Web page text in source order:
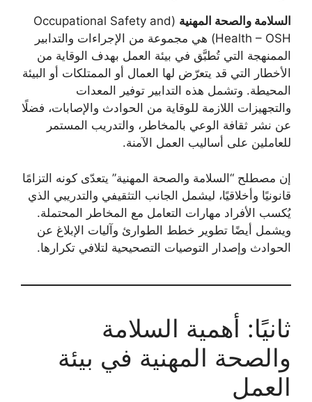
السلامة والصحة المهنية
(Occupational Safety and
Health – OSH) هي مجموعة من الإجراءات والتدابير
الممنهجة التي تُطبَّق في بيئة العمل بهدف الوقاية من
الأخطار التي قد يتعرّض لها العمال أو الممتلكات أو البيئة
المحيطة. وتشمل هذه التدابير توفير المعدات
والتجهيزات اللازمة للوقاية من الحوادث والإصابات، فضلًا
عن نشر ثقافة الوعي بالمخاطر، والتدريب المستمر
للعاملين على أساليب العمل الآمنة.
إن مصطلح “السلامة والصحة المهنية” يتعدّى كونه التزامًا
قانونيًا وأخلاقيًا، ليشمل الجانب التثقيفي والتدريبي الذي
يُكسب الأفراد مهارات التعامل مع المخاطر المحتملة.
ويشمل أيضًا تطوير خطط الطوارئ وآليات الإبلاغ عن
الحوادث وإصدار التوصيات التصحيحية لتلافي تكرارها.
ثانيًا: أهمية السلامة
والصحة المهنية في بيئة
العمل